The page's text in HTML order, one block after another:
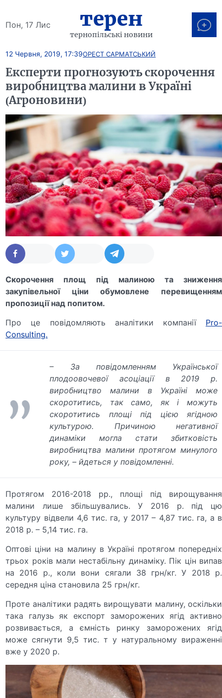
Пон, 17 Лис терен
тернопільські новини
12 Червня, 2019, 17:39ОРЕСТ САРМАТСЬКИЙ
Експерти прогнозують скорочення
виробництва малини в Україні
(Агроновини)
Скорочення площ під малиною та зниження
закупівельної ціни обумовлене перевищенням
пропозиції над попитом.
Про це повідомляють аналітики компанії Pro-
Consulting.
– За повідомленням Української
плодоовочевої асоціації в 2019 р.
виробництво малини в Україні може
скоротитись, так само, як і можуть
скоротитись площі під цією ягідною
культурою. Причиною негативної
динаміки могла стати збитковість
виробництва малини протягом минулого
року, – йдеться у повідомленні.
Протягом 2016-2018 рр., площі під вирощування
малини лише збільшувались. У 2016 р. під цю
культуру відвели 4,6 тис. га, у 2017 – 4,87 тис. га, а в
2018 р. – 5,14 тис. га.
Оптові ціни на малину в Україні протягом попередніх
трьох років мали нестабільну динаміку. Пік цін випав
на 2016 р., коли вони сягали 38 грн/кг. У 2018 р.
середня ціна становила 25 грн/кг.
Проте аналітики радять вирощувати малину, оскільки
така галузь як експорт заморожених ягід активно
розвивається, а ємність ринку заморожених ягід
може сягнути 9,5 тис. т у натуральному вираженні
вже у 2020 р.